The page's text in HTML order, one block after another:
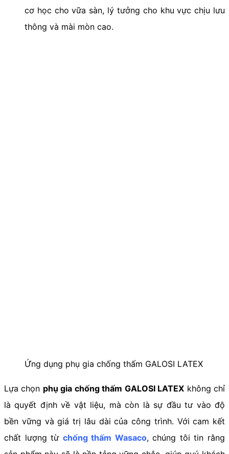
cơ học cho vữa sàn, lý tưởng cho khu vực chịu lưu
thông và mài mòn cao.
Ứng dụng phụ gia chống thấm GALOSI LATEX
Lựa chọn phụ gia chống thấm GALOSI LATEX không chỉ
là quyết định về vật liệu, mà còn là sự đầu tư vào độ
bền vững và giá trị lâu dài của công trình. Với cam kết
chất lượng từ chống thấm Wasaco, chúng tôi tin rằng